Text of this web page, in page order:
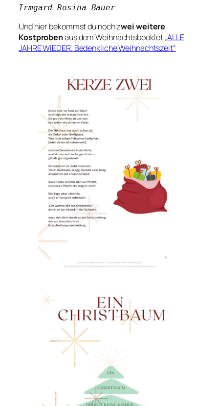
Irmgard Rosina Bauer
Und hier bekommst du noch zwei weitere
Kostprobenaus dem Weihnachtsbooklet „ALLE
JAHRE WIEDER. Bedenkliche Weihnachtszeit“